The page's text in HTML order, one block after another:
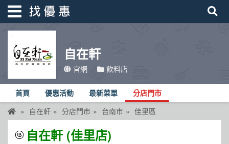
自在軒
官網 飲料店
首頁 優惠活動 最新菜單 分店門市
自在軒 分店門市 台南市 佳里區
自在軒 (佳里店)
找優惠
優惠活動
折價卷
線上DM